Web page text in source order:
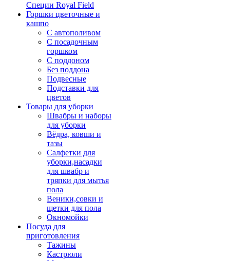
Специи Royal Field
Горшки цветочные и
кашпо
С автополивом
С посадочным
горшком
С поддоном
Без поддона
Подвесные
Подставки для
цветов
Товары для уборки
Швабры и наборы
для уборки
Вёдра, ковши и
тазы
Салфетки для
уборки,насадки
для швабр и
тряпки для мытья
пола
Веники,совки и
щетки для пола
Окномойки
Посуда для
приготовления
Тажины
Кастрюли